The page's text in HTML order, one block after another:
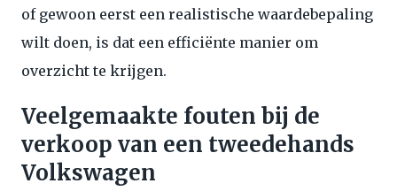
of gewoon eerst een realistische waardebepaling
wilt doen, is dat een efficiënte manier om
overzicht te krijgen.
Veelgemaakte fouten bij de
verkoop van een tweedehands
Volkswagen